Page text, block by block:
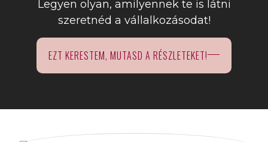
Legyen olyan, amilyennek te is látni
szeretnéd a vállalkozásodat!
EZT KERESTEM, MUTASD A RÉSZLETEKET!